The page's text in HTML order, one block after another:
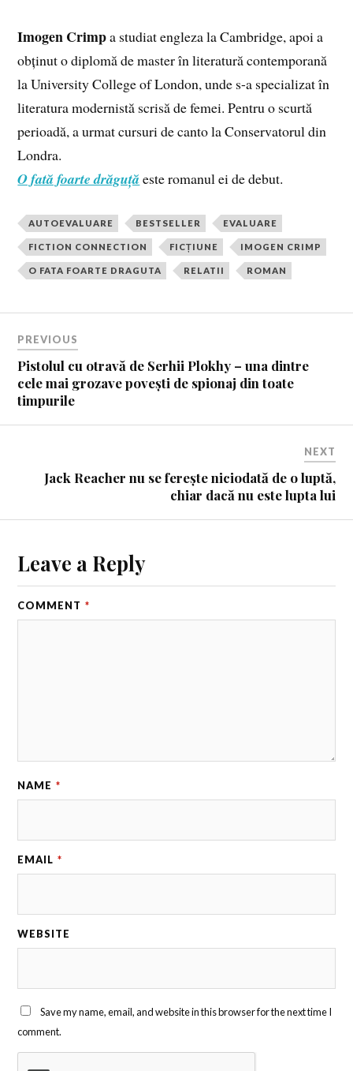
Imogen Crimpa studiat engleza la Cambridge, apoi a
obținut o diplomă de master în literatură contemporană
la University College of London, unde s-a specializat în
literatura modernistă scrisă de femei. Pentru o scurtă
perioadă, a urmat cursuri de canto la Conservatorul din
Londra.
O fată foarte drăguță este romanul ei de debut.
AUTOEVALUARE BESTSELLER EVALUARE
FICTION CONNECTION FICȚIUNE IMOGEN CRIMP
O FATA FOARTE DRAGUTA RELATII ROMAN
PREVIOUS
Pistolul cu otravă de Serhii Plokhy – una dintre
cele mai grozave povești de spionaj din toate
timpurile
NEXT
Jack Reacher nu se ferește niciodată de o luptă,
chiar dacă nu este lupta lui
Leave a Reply
COMMENT *
NAME *
EMAIL *
WEBSITE
Save my name, email, and website in this browser for the next time I
comment.